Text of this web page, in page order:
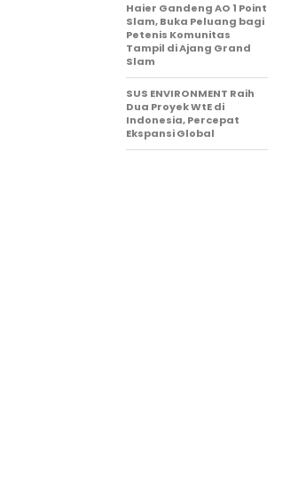
Haier Gandeng AO 1 Point
Slam, Buka Peluang bagi
Petenis Komunitas
Tampil di Ajang Grand
Slam
SUS ENVIRONMENT Raih
Dua Proyek WtE di
Indonesia, Percepat
Ekspansi Global